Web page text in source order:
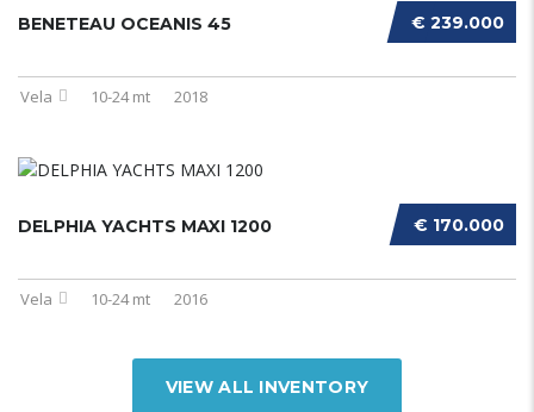
€ 239.000
BENETEAU OCEANIS 45
Vela 10-24 mt 2018
€ 170.000
DELPHIA YACHTS MAXI 1200
Vela 10-24 mt 2016
VIEW ALL INVENTORY